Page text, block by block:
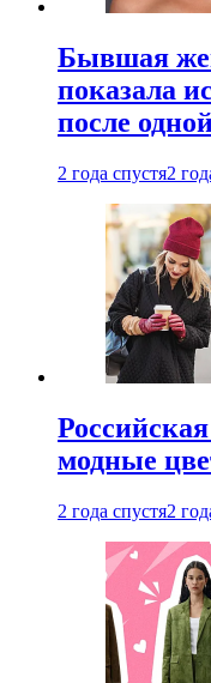
Бывшая
показала
после
2 года спустя2
модные
2 года спустя2